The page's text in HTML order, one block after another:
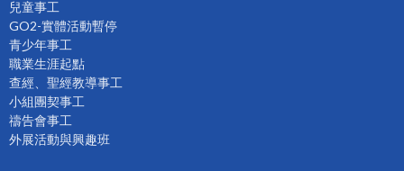
兒童事工
GO2-實體活動暫停
青少年事工
職業生涯起點
查經、聖經教導事工
小組團契事工
禱告會事工
外展活動與興趣班